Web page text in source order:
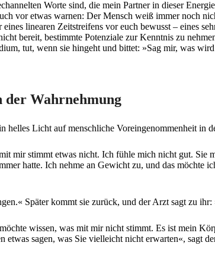
Worte sind, die mein Partner in dieser
vor etwas warnen: Der Mensch weiß immer noch
linearen Zeitstreifens vor euch bewusst – eines
bereit, bestimmte Potenziale zur Kenntnis zu
tut, wenn sie hingeht und bittet: »Sag mir, was
der Wahrnehmung
helles Licht auf menschliche Voreingenommenheit in
mir stimmt etwas nicht. Ich fühle mich nicht gut. Sie
hatte. Ich nehme an Gewicht zu, und das
Später kommt sie zurück, und der Arzt sagt zu
wissen, was mit mir nicht stimmt. Es ist mein
etwas sagen, was Sie vielleicht nicht erwarten«,